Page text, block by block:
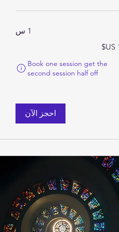
1 س
Book one session get the
second session half off
احجز الآن